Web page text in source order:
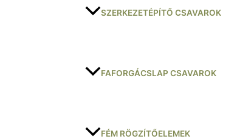
SZERKEZETÉPÍTŐ CSAVAROK
FAFORGÁCSLAP CSAVAROK
FÉM RÖGZÍTŐELEMEK